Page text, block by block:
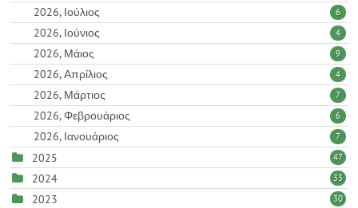
2026, Ιούλιος 6
2026, Ιούνιος 4
2026, Μάιος 9
2026, Απρίλιος 4
2026, Μάρτιος 7
2026, Φεβρουάριος 6
2026, Ιανουάριος 7
2025 47
2024 33
2023 30